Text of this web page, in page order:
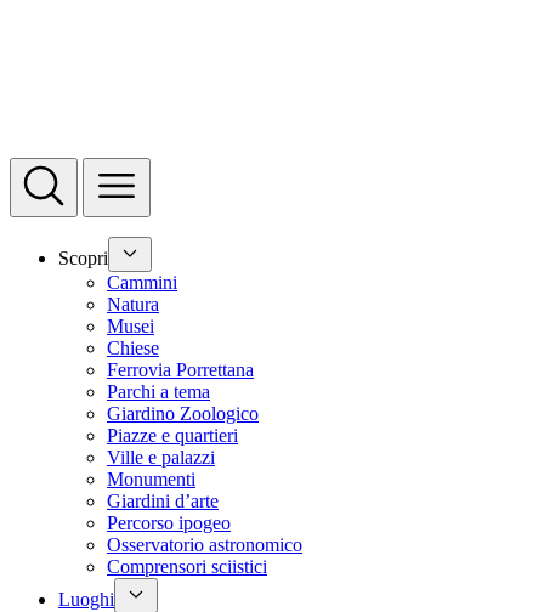
Scopri
Cammini
Natura
Musei
Chiese
Ferrovia Porrettana
Parchi a tema
Giardino Zoologico
Piazze e quartieri
Ville e palazzi
Monumenti
Giardini d’arte
Percorso ipogeo
Osservatorio astronomico
Comprensori sciistici
Luoghi